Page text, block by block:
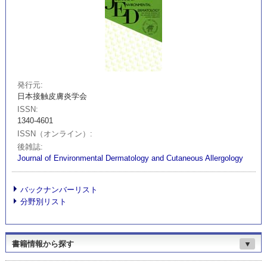
発行元
日本接触皮膚炎学会
ISSN
1340-4601
ISSN（オンライン）
後雑誌
Journal of Environmental Dermatology and Cutaneous Allergology
バックナンバーリスト
分野別リスト
書籍情報から探す ▼